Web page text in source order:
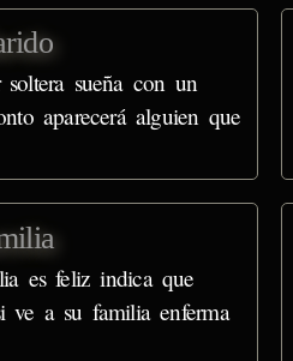
sueña con un
aparecerá alguien que
es feliz indica que
ve a su familia enferma